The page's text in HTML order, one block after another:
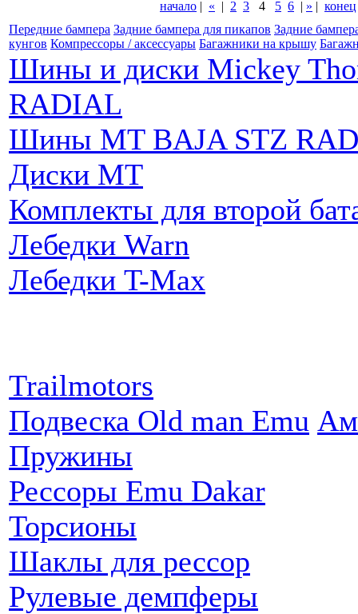
начало | « | 2 3 4 5 6 | » | конец
Передние бампера Задние бампера для пикапов Задние
кунгов Компрессоры / аксессуары Багажники на крышу
Шины и диски Mickey
RADIAL
Шины MT BAJA STZ
Диски MT
Комплекты для второй
Лебедки Warn
Лебедки T-Max
Trailmotors
Подвеска Old man Emu
Пружины
Рессоры Emu Dakar
Торсионы
Шаклы для рессор
Рулевые демпферы